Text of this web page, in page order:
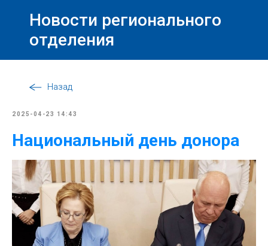
Новости регионального
отделения
Назад
2025-04-23 14:43
Национальный день донора